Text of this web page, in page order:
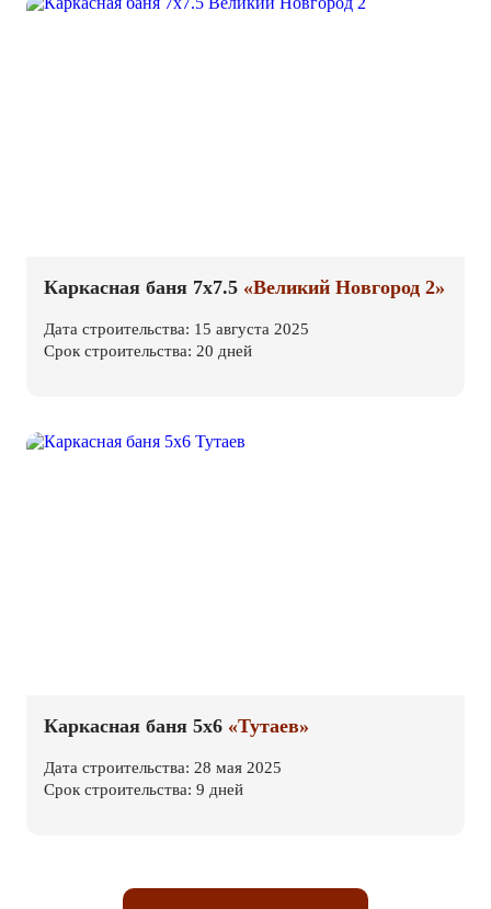
Каркасная баня 7х7.5 «Великий Новгород 2»
Дата строительства: 15 августа 2025
Срок строительства: 20 дней
Каркасная баня 5х6 «Тутаев»
Дата строительства: 28 мая 2025
Срок строительства: 9 дней